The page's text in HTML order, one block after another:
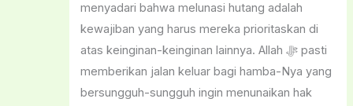
menyadari bahwa melunasi hutang adalah
kewajiban yang harus mereka prioritaskan di
atas keinginan-keinginan lainnya. Allah ﷻ pasti
memberikan jalan keluar bagi hamba-Nya yang
bersungguh-sungguh ingin menunaikan hak